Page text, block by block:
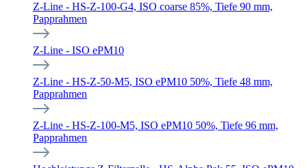
Z-Line - HS-Z-100-G4, ISO coarse 85%, Tiefe 90 mm,
Papprahmen
Z-Line - ISO ePM10
Z-Line - HS-Z-50-M5, ISO ePM10 50%, Tiefe 48 mm,
Papprahmen
Z-Line - HS-Z-100-M5, ISO ePM10 50%, Tiefe 96 mm,
Papprahmen